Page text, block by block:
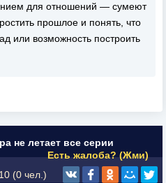
для отношений — сумеют
прошлое и понять, что
или возможность построить
не летает все серии
Есть жалоба? (Жми)
(0 чел.)